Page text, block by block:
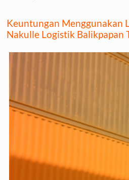
Keuntungan Menggunakan
Nakulle Logistik Balikpapan